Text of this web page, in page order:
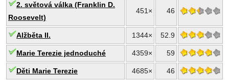
2. světová válka (Franklin D.
Roosevelt)
451× 46
Alžběta II. 1344× 52.9
Marie Terezie jednoduché 4359× 59
Děti Marie Terezie 4685× 46